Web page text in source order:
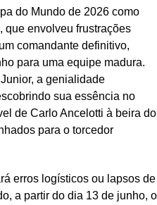
do Mundo de 2026 como
que envolveu frustrações
comandante definitivo,
para uma equipe madura.
a genialidade
sua essência no
de Carlo Ancelotti à beira do
para o torcedor
erros logísticos ou lapsos de
a partir do dia 13 de junho, o